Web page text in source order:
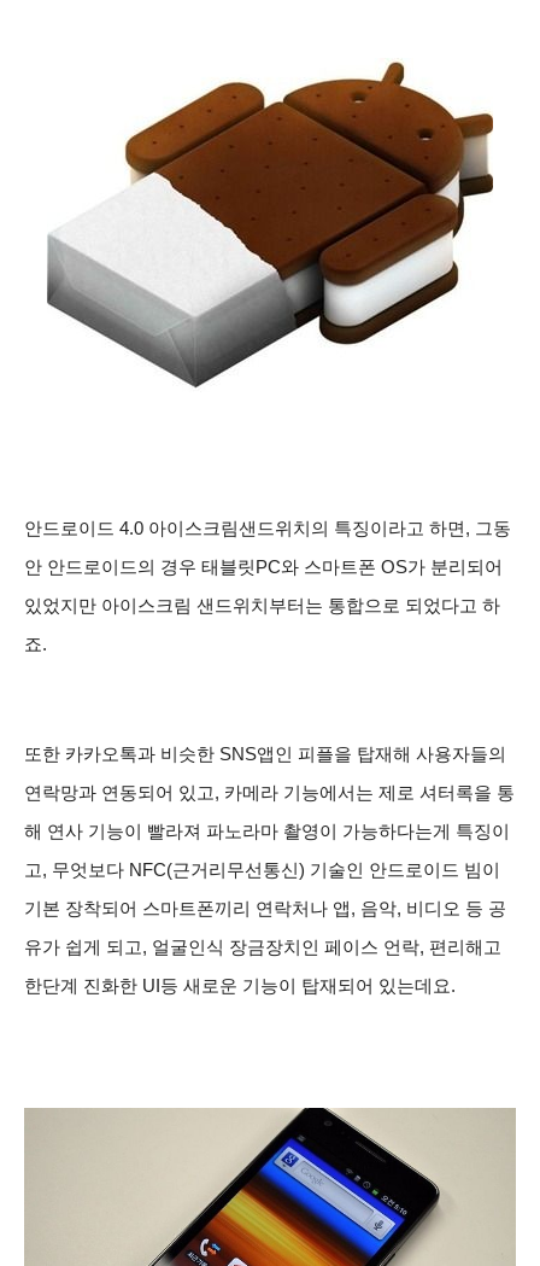
안드로이드 4.0 아이스크림샌드위치의 특징이라고 하면, 그동
안 안드로이드의 경우 태블릿PC와 스마트폰 OS가 분리되어
있었지만 아이스크림 샌드위치부터는 통합으로 되었다고 하
죠.
또한 카카오톡과 비슷한 SNS앱인 피플을 탑재해 사용자들의
연락망과 연동되어 있고, 카메라 기능에서는 제로 셔터록을 통
해 연사 기능이 빨라져 파노라마 촬영이 가능하다는게 특징이
고, 무엇보다 NFC(근거리무선통신) 기술인 안드로이드 빔이
기본 장착되어 스마트폰끼리 연락처나 앱, 음악, 비디오 등 공
유가 쉽게 되고, 얼굴인식 장금장치인 페이스 언락, 편리해고
한단계 진화한 UI등 새로운 기능이 탑재되어 있는데요.